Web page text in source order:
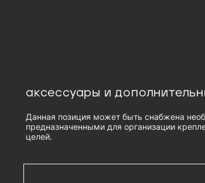
аксессуары и
Данная позиция может быть снабжена
предназначенными для организации
целей.